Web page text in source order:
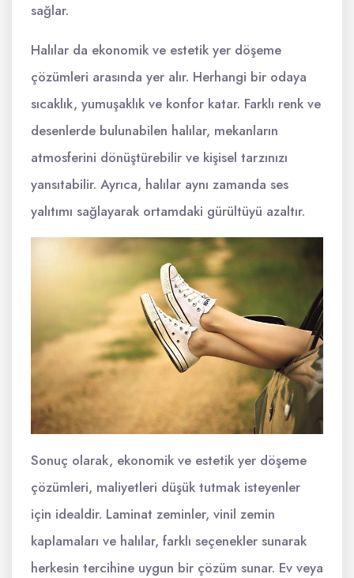
sağlar.
Halılar da ekonomik ve estetik yer döşeme
çözümleri arasında yer alır. Herhangi bir odaya
sıcaklık, yumuşaklık ve konfor katar. Farklı renk ve
desenlerde bulunabilen halılar, mekanların
atmosferini dönüştürebilir ve kişisel tarzınızı
yansıtabilir. Ayrıca, halılar aynı zamanda ses
yalıtımı sağlayarak ortamdaki gürültüyü azaltır.
Sonuç olarak, ekonomik ve estetik yer döşeme
çözümleri, maliyetleri düşük tutmak isteyenler
için idealdir. Laminat zeminler, vinil zemin
kaplamaları ve halılar, farklı seçenekler sunarak
herkesin tercihine uygun bir çözüm sunar. Ev veya